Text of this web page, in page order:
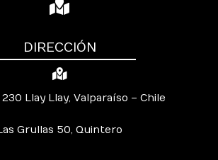
DIRECCIÓN
230 Llay Llay, Valparaíso – Chile
Grullas 50, Quintero